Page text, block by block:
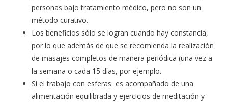
personas bajo tratamiento médico, pero no son un
método curativo.
Los beneficios sólo se logran cuando hay constancia,
por lo que además de que se recomienda la realización
de masajes completos de manera periódica (una vez a
la semana o cada 15 días, por ejemplo.
Si el trabajo con esferas es acompañado de una
alimentación equilibrada y ejercicios de meditación y